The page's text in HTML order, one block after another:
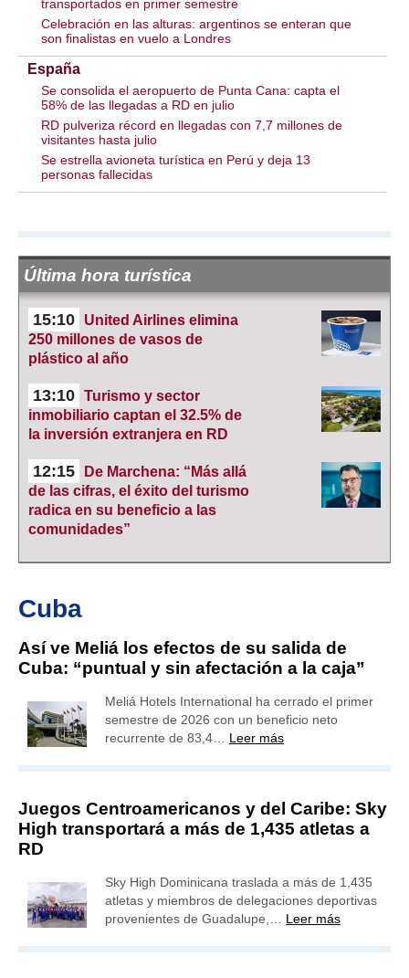
transportados en primer semestre
Celebración en las alturas: argentinos se enteran que
son finalistas en vuelo a Londres
España
Se consolida el aeropuerto de Punta Cana: capta el
58% de las llegadas a RD en julio
RD pulveriza récord en llegadas con 7,7 millones de
visitantes hasta julio
Se estrella avioneta turística en Perú y deja 13
personas fallecidas
Última hora turística
15:10
United Airlines elimina
250 millones de vasos de
plástico al año
13:10 Turismo y sector
inmobiliario captan el 32.5% de
la inversión extranjera en RD
12:15
De Marchena: “Más allá
de las cifras, el éxito del turismo
radica en su beneficio a las
comunidades”
Cuba
Así ve Meliá los efectos de su salida de
Cuba: “puntual y sin afectación a la caja”
Meliá Hotels International ha cerrado el primer
semestre de 2026 con un beneficio neto
recurrente de 83,4… Leer más
Juegos Centroamericanos y del Caribe: Sky
High transportará a más de 1,435 atletas a
RD
Sky High Dominicana traslada a más de 1,435
atletas y miembros de delegaciones deportivas
provenientes de Guadalupe,… Leer más